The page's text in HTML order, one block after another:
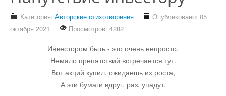
КиноКатегория: Авторские стихотворения
Опубликовано: 05
октября 2021
Просмотров: 4282
Инвестором быть - это очень непросто.
Немало препятствий встречается тут.
Вот акций купил, ожидаешь их роста,
А эти бумаги вдруг, раз, упадут.